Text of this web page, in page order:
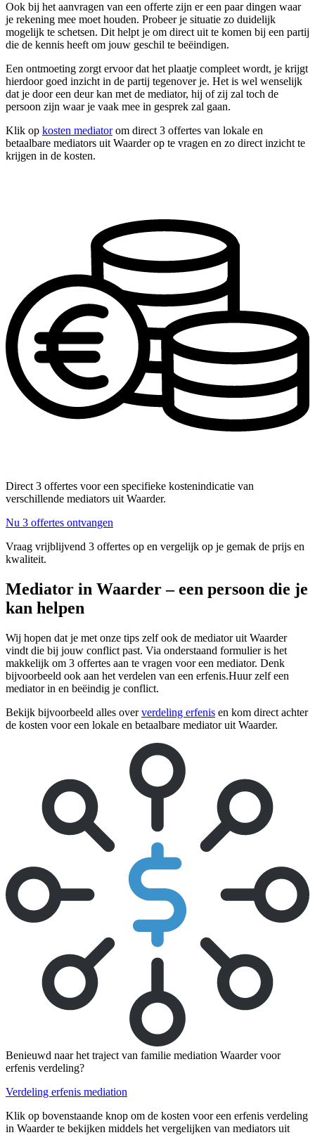
Ook bij het aanvragen van een offerte zijn er een paar dingen waar
je rekening mee moet houden. Probeer je situatie zo duidelijk
mogelijk te schetsen. Dit helpt je om direct uit te komen bij een partij
die de kennis heeft om jouw geschil te beëindigen.
Een ontmoeting zorgt ervoor dat het plaatje compleet wordt, je krijgt
hierdoor goed inzicht in de partij tegenover je. Het is wel wenselijk
dat je door een deur kan met de mediator, hij of zij zal toch de
persoon zijn waar je vaak mee in gesprek zal gaan.
Klik op kosten mediatorom direct 3 offertes van lokale en
betaalbare mediators uit Waarder op te vragen en zo direct inzicht te
krijgen in de kosten.
Direct 3 offertes voor een specifieke kostenindicatie van
verschillende mediators uit Waarder.
Nu 3 offertes ontvangen
Vraag vrijblijvend 3 offertes op en vergelijk op je gemak de prijs en
kwaliteit.
Mediator in Waarder – een persoon die je
kan helpen
Wij hopen dat je met onze tips zelf ook de mediator uit Waarder
vindt die bij jouw conflict past. Via onderstaand formulier is het
makkelijk om 3 offertes aan te vragen voor een mediator. Denk
bijvoorbeeld ook aan het verdelen van een erfenis.Huur zelf een
mediator in en beëindig je conflict.
Bekijk bijvoorbeeld alles oververdeling erfenis en kom direct achter
de kosten voor een lokale en betaalbare mediator uit Waarder.
Benieuwd naar het traject van familie mediation Waarder voor
erfenis verdeling?
Verdeling erfenis mediation
Klik op bovenstaande knop om de kosten voor een erfenis verdeling
in Waarder te bekijken middels het vergelijken van mediators uit